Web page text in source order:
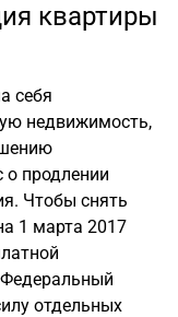
квартиры
себя
недвижимость,
о продлении
Чтобы снять
1 марта 2017
отдельных